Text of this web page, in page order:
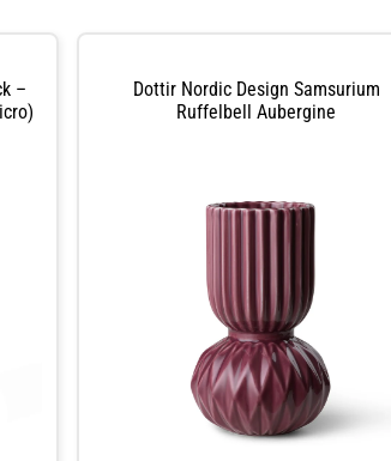
–
Dottir Nordic Design Samsurium
Ruffelbell Aubergine